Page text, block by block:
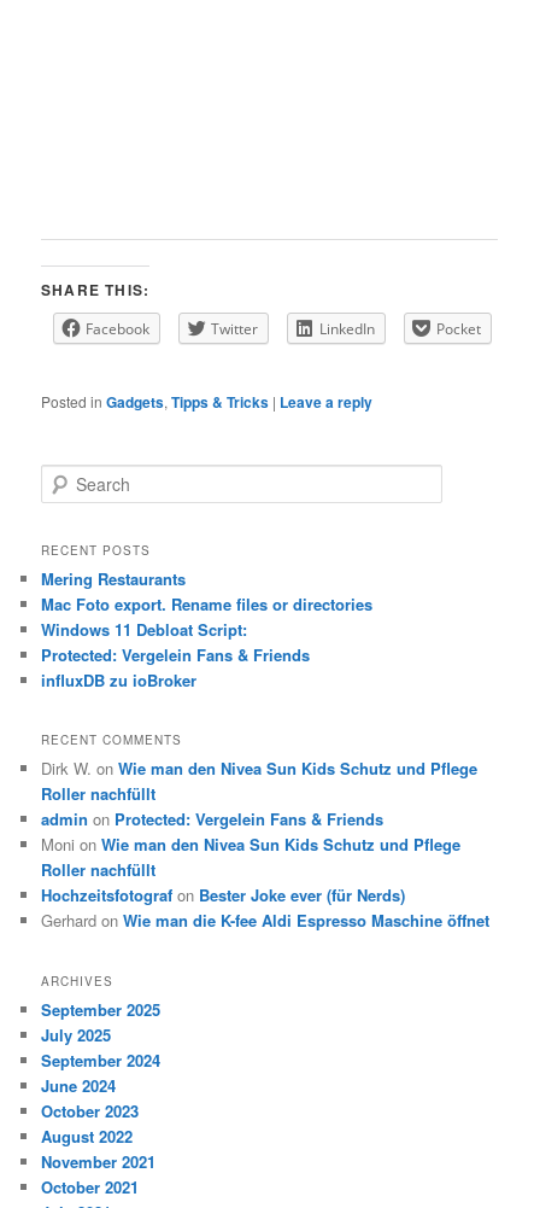
SHARE THIS:
Facebook Twitter LinkedIn Pocket
Posted in Gadgets,Tipps & Tricks | Leave a reply
e
r
h
RECENT POSTS
Mering Restaurants
Mac Foto export. Rename files or directories
Windows 11 Debloat Script:
Protected: Vergelein Fans & Friends
influxDB zu ioBroker
RECENT COMMENTS
Dirk W. onWie man den Nivea Sun Kids Schutz und Pflege
Roller nachfüllt
admin on Protected: Vergelein Fans & Friends
Moni onWie man den Nivea Sun Kids Schutz und Pflege
Roller nachfüllt
Hochzeitsfotograf on Bester Joke ever (für Nerds)
Gerhard onWie man die K-fee Aldi Espresso Maschine öffnet
ARCHIVES
September 2025
July 2025
September 2024
June 2024
October 2023
August 2022
November 2021
October 2021